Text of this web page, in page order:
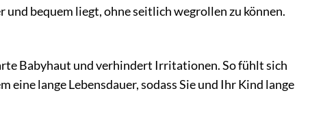
bequem liegt, ohne seitlich wegrollen zu können.
Babyhaut und verhindert Irritationen. So fühlt sich
lange Lebensdauer, sodass Sie und Ihr Kind lange